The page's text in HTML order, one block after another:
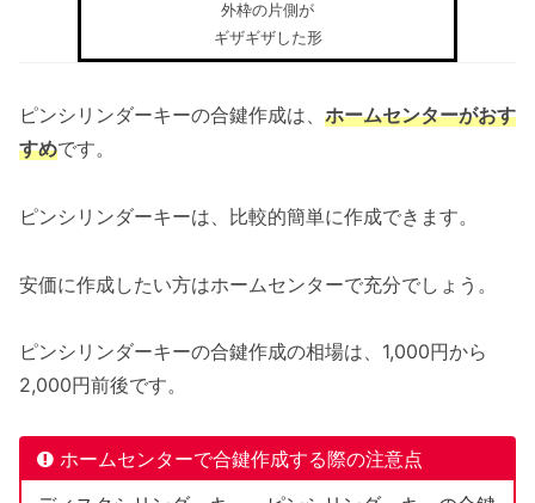
外枠の片側が
ギザギザした形
ピンシリンダーキーの合鍵作成は、 ホームセンターがおす
すめです。
ピンシリンダーキーは、比較的簡単に作成できます。
安価に作成したい方はホームセンターで充分でしょう。
ピンシリンダーキーの合鍵作成の相場は、1,000円から
2,000円前後です。
ホームセンターで合鍵作成する際の注意点